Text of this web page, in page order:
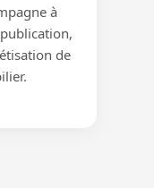
à
de